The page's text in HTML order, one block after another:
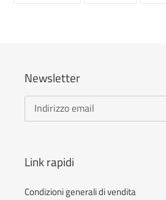
Newsletter
Link rapidi
Condizioni generali di vendita